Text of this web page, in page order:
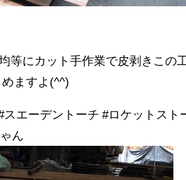
等にカット手作業で皮剥きこの
ますよ(^^)
エーデントーチ #ロケットスト
ん